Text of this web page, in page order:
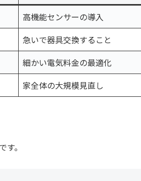
高機能センサーの導入
急いで器具交換すること
細かい電気料金の最適化
家全体の大規模見直し
。